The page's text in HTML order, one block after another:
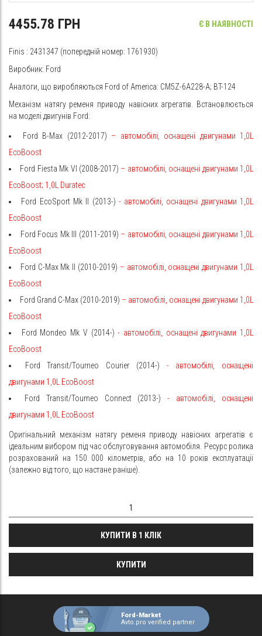
4455.78 ГРН Є В НАЯВНОСТІ
Finis : 2431347 (попередній номер: 1761930)
Виробник: Ford
Аналоги, що виробляються Ford of America: CM5Z-6A228-A; BT-124
Механізм натягу ременя приводу навісних агрегатів. Встановлюється
на моделі двигунів Ford:
Ford B-Max (2012-2017) – автомобілі, оснащені двигунами 1,0L
EcoBoost
Ford Fiesta Mk VI (2008-2017) – автомобілі, оснащені двигунами 1,0L
EcoBoost; 1,0L Duratec
Ford EcoSport Mk II (2013-) - автомобілі, оснащені двигунами 1,0L
EcoBoost
Ford Focus Mk III (2011-2019) – автомобілі, оснащені двигунами 1,0L
EcoBoost
Ford C-Max Mk II (2010-2019) – автомобілі, оснащені двигунами 1,0L
EcoBoost
Ford Grand C-Max (2010-2019) – автомобілі, оснащені двигунами 1,0L
EcoBoost
Ford Mondeo Mk V (2014-)- автомобілі, оснащені двигунами 1,0L
EcoBoost
Ford Transit/Tourneo Courier (2014-) - автомобілі, оснащені
двигунами 1,0L EcoBoost
Ford Transit/Tourneo Connect (2013-)- автомобілі, оснащені
двигунами 1,0L EcoBoost
Оригінальний механізм натягу ременя приводу навісних агрегатів є
ідеальним вибором під час обслуговування автомобіля. Ресурс ролика
розрахований на 150 000 кілометрів, або на 10 років експлуатації
(залежно від того, що настане раніше).
КУПИТИ В 1 КЛІК
КУПИТИ
Ford-Market
Avto.pro verified partner